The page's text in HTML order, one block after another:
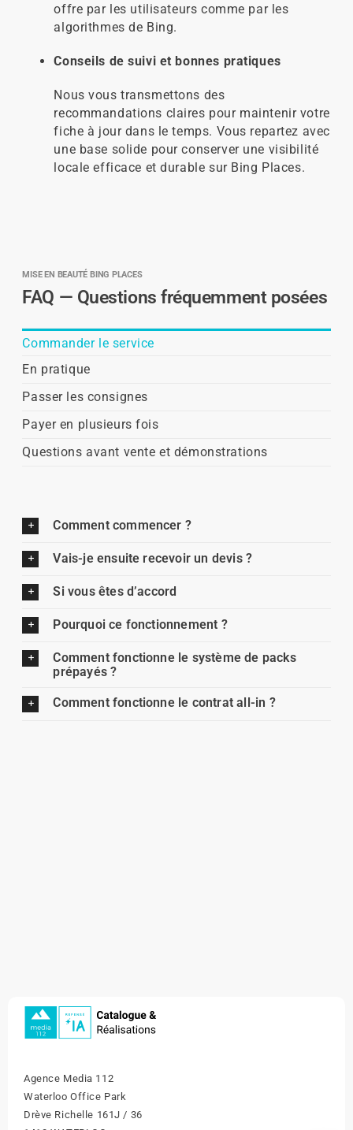
offre par les utilisateurs comme par les
algorithmes de Bing.
Conseils de suivi et bonnes pratiques
Nous vous transmettons des
recommandations claires pour maintenir votre
fiche à jour dans le temps. Vous repartez avec
une base solide pour conserver une visibilité
locale efficace et durable sur Bing Places.
MISE EN BEAUTÉ BING PLACES
FAQ — Questions fréquemment posées
Commander le service
En pratique
Passer les consignes
Payer en plusieurs fois
Questions avant vente et démonstrations
Comment commencer ?
Vais-je ensuite recevoir un devis ?
Si vous êtes d’accord
Pourquoi ce fonctionnement ?
Comment fonctionne le système de packs
prépayés ?
Comment fonctionne le contrat all-in ?
Agence Media 112
Waterloo Office Park
Drève Richelle 161J / 36